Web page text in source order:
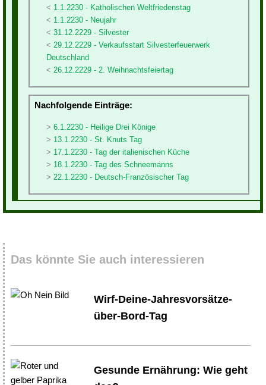
1.1.2230 - Katholischen Weltfriedenstag
1.1.2230 - Neujahr
31.12.2229 - Silvester
29.12.2229 - Verkaufsstart Silvesterfeuerwerk
Deutschland
26.12.2229 - 2. Weihnachtsfeiertag
Nachfolgende Einträge:
6.1.2230 - Heilige Drei Könige
13.1.2230 - St. Knuts Tag
17.1.2230 - Tag der italienischen Küche
18.1.2230 - Tag des Schneemanns
22.1.2230 - Deutsch-Französischer Tag
Das könnte Sie auch interessieren
Wirf-Deine-Jahresvorsätze-
über-Bord-Tag
Gesunde Ernährung: Wie geht